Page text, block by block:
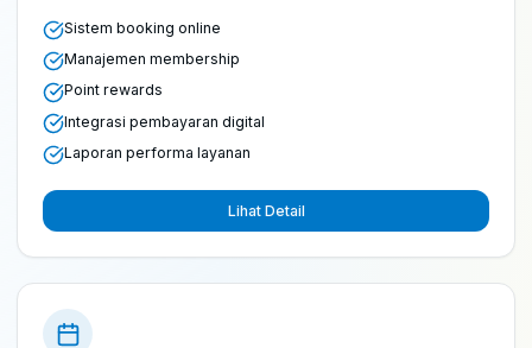
Sistem booking online
Manajemen membership
Point rewards
Integrasi pembayaran digital
Laporan performa layanan
Lihat Detail